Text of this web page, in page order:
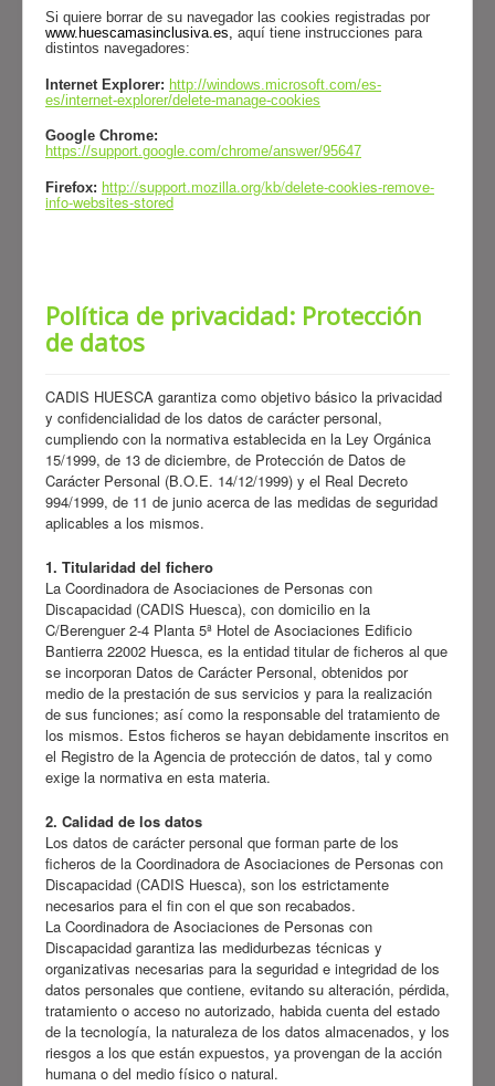
Si quiere borrar de su navegador las cookies registradas por
www.huescamasinclusiva.es, aquí tiene instrucciones para
distintos navegadores:
Internet Explorer: http://windows.microsoft.com/es-
es/internet-explorer/delete-manage-cookies
Google Chrome:
https://support.google.com/chrome/answer/95647
Firefox: http://support.mozilla.org/kb/delete-cookies-remove-
info-websites-stored
Política de privacidad: Protección
de datos
CADIS HUESCA garantiza como objetivo básico la privacidad
y confidencialidad de los datos de carácter personal,
cumpliendo con la normativa establecida en la Ley Orgánica
15/1999, de 13 de diciembre, de Protección de Datos de
Carácter Personal (B.O.E. 14/12/1999) y el Real Decreto
994/1999, de 11 de junio acerca de las medidas de seguridad
aplicables a los mismos.
1. Titularidad del fichero
La Coordinadora de Asociaciones de Personas con
Discapacidad (CADIS Huesca), con domicilio en la
C/Berenguer 2-4 Planta 5ª Hotel de Asociaciones Edificio
Bantierra 22002 Huesca, es la entidad titular de ficheros al que
se incorporan Datos de Carácter Personal, obtenidos por
medio de la prestación de sus servicios y para la realización
de sus funciones; así como la responsable del tratamiento de
los mismos. Estos ficheros se hayan debidamente inscritos en
el Registro de la Agencia de protección de datos, tal y como
exige la normativa en esta materia.
2. Calidad de los datos
Los datos de carácter personal que forman parte de los
ficheros de la Coordinadora de Asociaciones de Personas con
Discapacidad (CADIS Huesca), son los estrictamente
necesarios para el fin con el que son recabados.
La Coordinadora de Asociaciones de Personas con
Discapacidad garantiza las medidurbezas técnicas y
organizativas necesarias para la seguridad e integridad de los
datos personales que contiene, evitando su alteración, pérdida,
tratamiento o acceso no autorizado, habida cuenta del estado
de la tecnología, la naturaleza de los datos almacenados, y los
riesgos a los que están expuestos, ya provengan de la acción
humana o del medio físico o natural.